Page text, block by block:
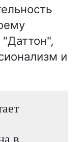
"Даттон",
и
в